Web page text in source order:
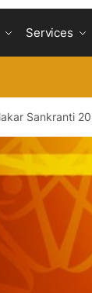
Services
Sankranti